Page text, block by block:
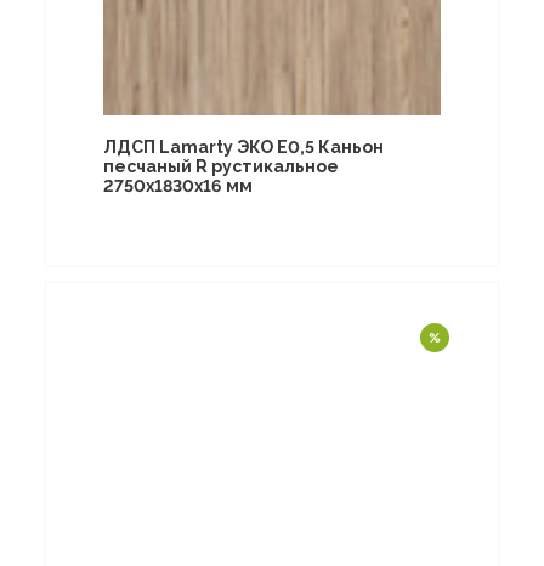
ЛДСП Lamarty ЭКО E0,5 Каньон
песчаный R рустикальное
2750х1830х16 мм